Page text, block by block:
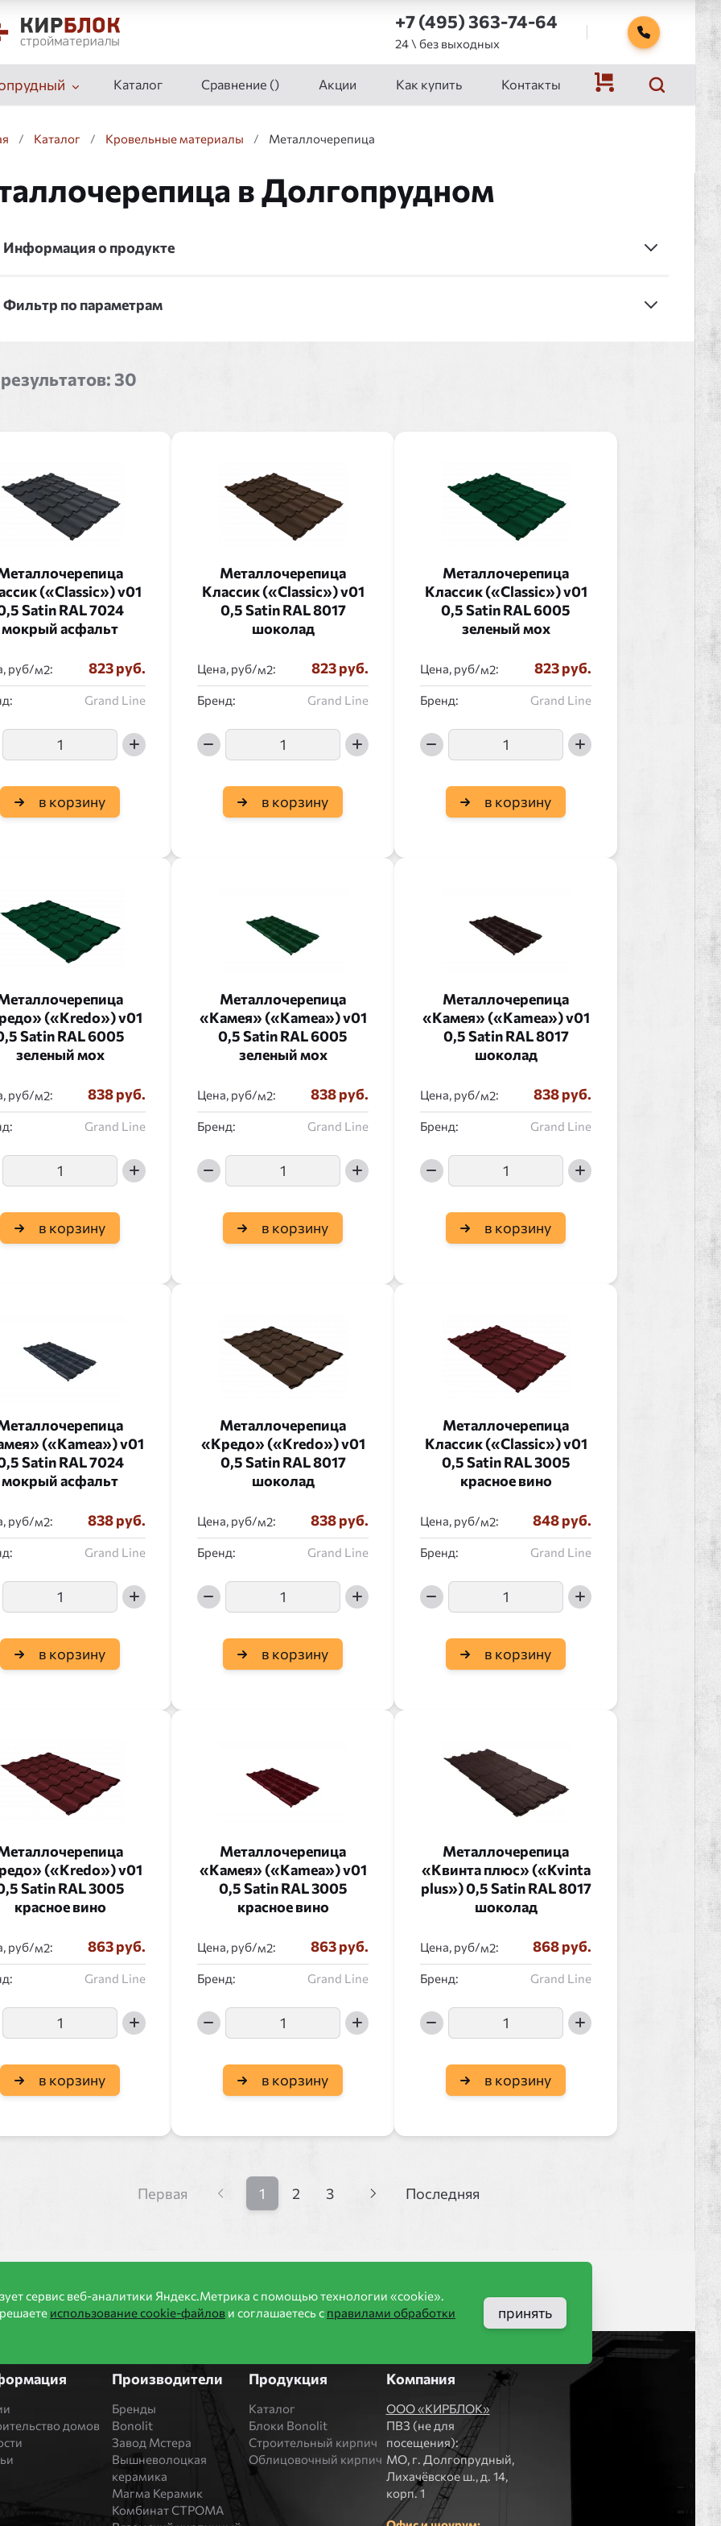
+7 (495) 363-74-64
24 \ без выходных
Каталог Сравнение () Акции Как купить Контакты
/ Каталог / Кровельные материалы / Металлочерепица
в Долгопрудном
Информация о продукте
Фильтр по параметрам
30
(«Classic») v01
Satin RAL 7024
мокрый асфальт
руб/ : 823 руб.
Grand Line
в корзину
Металлочерепица
Классик («Classic») v01
0,5 Satin RAL 8017
шоколад
Цена, руб/ : 823 руб.
Бренд: Grand Line
в корзину
Металлочерепица
Классик («Classic») v01
0,5 Satin RAL 6005
зеленый мох
Цена, руб/ : 823 руб.
Бренд: Grand Line
в корзину
(«Kredo») v01
Satin RAL 6005
зеленый мох
руб/ : 838 руб.
Grand Line
в корзину
Металлочерепица
«Камея» («Kamea») v01
0,5 Satin RAL 6005
зеленый мох
Цена, руб/ : 838 руб.
Бренд: Grand Line
в корзину
Металлочерепица
«Камея» («Kamea») v01
0,5 Satin RAL 8017
шоколад
Цена, руб/ : 838 руб.
Бренд: Grand Line
в корзину
(«Kamea») v01
Satin RAL 7024
мокрый асфальт
руб/ : 838 руб.
Grand Line
в корзину
Металлочерепица
«Кредо» («Kredo») v01
0,5 Satin RAL 8017
шоколад
Цена, руб/ : 838 руб.
Бренд: Grand Line
в корзину
Металлочерепица
Классик («Classic») v01
0,5 Satin RAL 3005
красное вино
Цена, руб/ : 848 руб.
Бренд: Grand Line
в корзину
(«Kredo») v01
Satin RAL 3005
красное вино
руб/ : 863 руб.
Grand Line
в корзину
Металлочерепица
«Камея» («Kamea») v01
0,5 Satin RAL 3005
красное вино
Цена, руб/ : 863 руб.
Бренд: Grand Line
в корзину
Металлочерепица
«Квинта плюс» («Kvinta
plus») 0,5 Satin RAL 8017
шоколад
Цена, руб/ : 868 руб.
Бренд: Grand Line
в корзину
Первая 1 2 3 Последняя
домов
Производители
Бренды
Bonolit
Завод Мстера
Вышневолоцкая
керамика
Магма Керамик
Комбинат СТРОМА
Продукция
Каталог
Блоки Bonolit
Строительный кирпич
Облицовочный кирпич
Компания
ООО «КИРБЛОК»
ПВЗ (не для
посещения):
МO, г. Долгопрудный,
Лихачёвское ш., д. 14,
корп. 1
сервис веб-аналитики Яндекс.Метрика с помощью технологии «cookie».
использование cookie-файлов и соглашаетесь с правилами обработки принять